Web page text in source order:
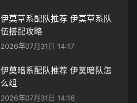
伊莫草系配队推荐 伊莫草系队
伍搭配攻略
2026年07月31日 14:17
伊莫暗系配队推荐 伊莫暗队怎
么组
2026年07月31日 14:16